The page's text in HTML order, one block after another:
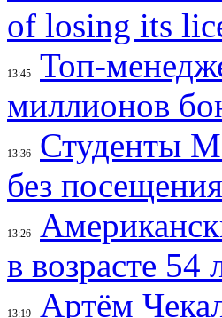
of losing its
13:45
Топ-
миллионов
13:36
Студенты
без
13:26
в возрасте 54
13:19
Артём